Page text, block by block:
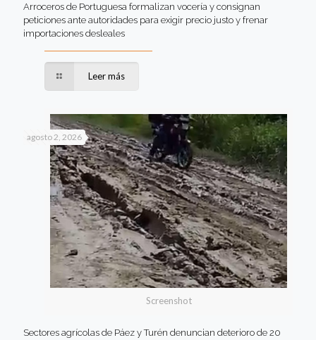
Arroceros de Portuguesa formalizan vocería y consignan
peticiones ante autoridades para exigir precio justo y frenar
importaciones desleales
Leer más
Screenshot
agosto 2, 2026
Sectores agrícolas de Páez y Turén denuncian deterioro de 20